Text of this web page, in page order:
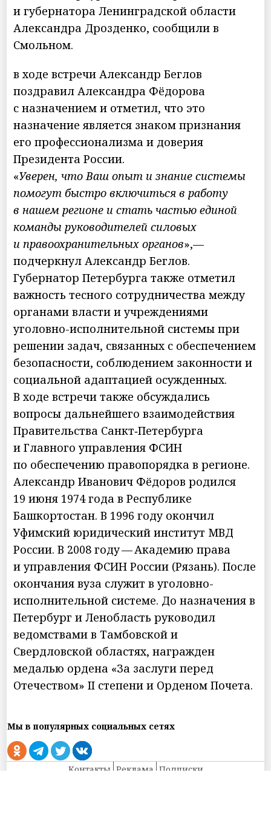
и губернатора Ленинградской области
Александра Дрозденко, сообщили в
Смольном.
в ходе встречи Александр Беглов
поздравил Александра Фёдорова
с назначением и отметил, что это
назначение является знаком признания
его профессионализма и доверия
Президента России.
«Уверен, что Ваш опыт и знание системы
помогут быстро включиться в работу
в нашем регионе и стать частью единой
команды руководителей силовых
и правоохранительных органов»,—
подчеркнул Александр Беглов.
Губернатор Петербурга также отметил
важность тесного сотрудничества между
органами власти и учреждениями
уголовно-исполнительной системы при
решении задач, связанных с обеспечением
безопасности, соблюдением законности и
социальной адаптацией осужденных.
В ходе встречи также обсуждались
вопросы дальнейшего взаимодействия
Правительства Санкт‑Петербурга
и Главного управления ФСИН
по обеспечению правопорядка в регионе.
Александр Иванович Фёдоров родился
19 июня 1974 года в Республике
Башкортостан. В 1996 году окончил
Уфимский юридический институт МВД
России. В 2008 году — Академию права
и управления ФСИН России (Рязань). После
окончания вуза служит в уголовно-
исполнительной системе. До назначения в
Петербург и Ленобласть руководил
ведомствами в Тамбовской и
Свердловской областях, награжден
медалью ордена «За заслуги перед
Отечеством» II степени и Орденом Почета.
Мы в популярных социальных сетях
Контакты Реклама Подписки